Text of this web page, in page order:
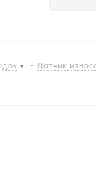
- Датчик